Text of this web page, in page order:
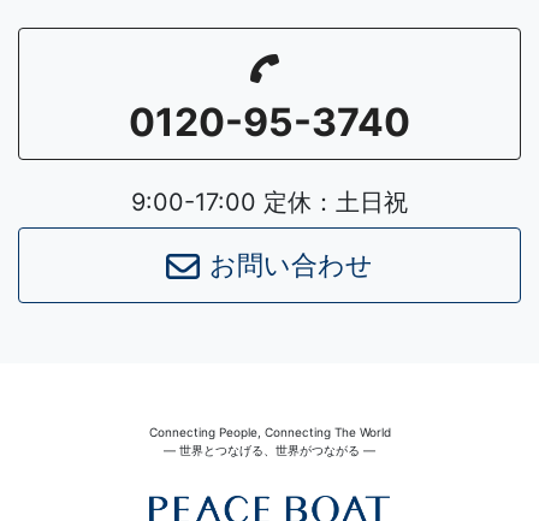
0120-95-3740
9:00-17:00 定休：土日祝
お問い合わせ
Connecting People, Connecting The World
― 世界とつなげる、世界がつながる ―